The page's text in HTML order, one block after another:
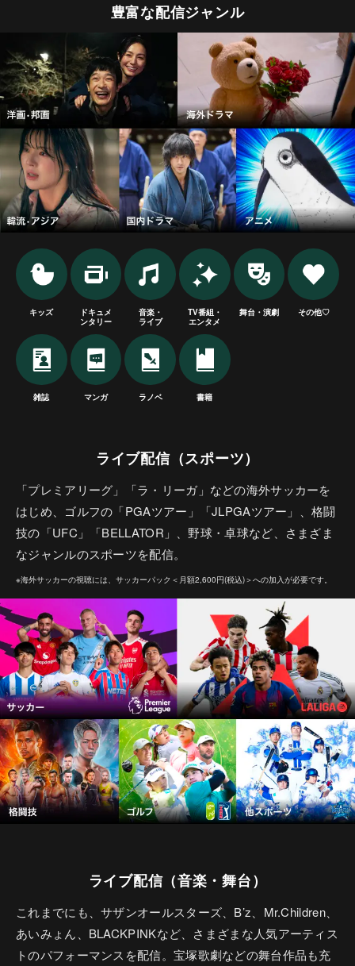
豊富な配信ジャンル
キッズ
ドキュメ
ンタリー
音楽・
ライブ
TV番組・
エンタメ
舞台・演劇 その他♡
雑誌 マンガ ラノベ 書籍
ライブ配信（スポーツ）
「プレミアリーグ」「ラ・リーガ」などの海外サッカーを
はじめ、ゴルフの「PGAツアー」「JLPGAツアー」、格闘
技の「UFC」「BELLATOR」、野球・卓球など、さまざま
なジャンルのスポーツを配信。
※海外サッカーの視聴には、サッカーパック＜月額2,600円(税込)＞への加入が必要です。
ライブ配信（音楽・舞台）
これまでにも、サザンオールスターズ、B’z、Mr.Children、
あいみょん、BLACKPINKなど、さまざまな人気アーティス
トのパフォーマンスを配信。宝塚歌劇などの舞台作品も充